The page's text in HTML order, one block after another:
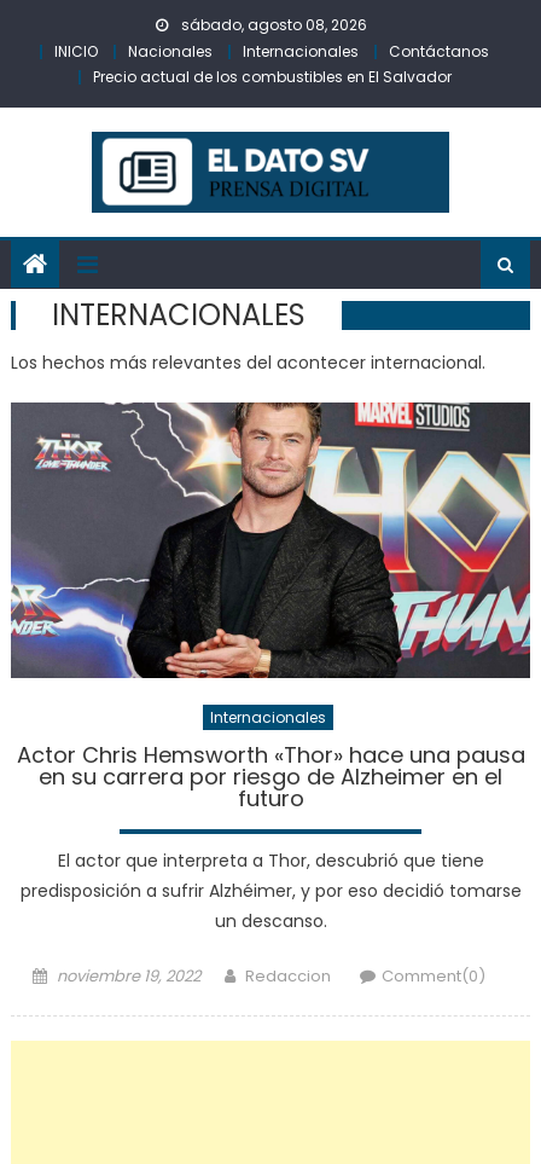
sábado, agosto 08, 2026
INICIO
Nacionales Internacionales
Contáctanos
Precio actual de los combustibles en El Salvador
INTERNACIONALES
Los hechos más relevantes del acontecer internacional.
Internacionales
Actor Chris Hemsworth «Thor» hace una pausa
en su carrera por riesgo de Alzheimer en el
futuro
El actor que interpreta a Thor, descubrió que tiene
predisposición a sufrir Alzhéimer, y por eso decidió tomarse
un descanso.
Posted
noviembre 19, 2022 Author
Redaccion Comment(0)